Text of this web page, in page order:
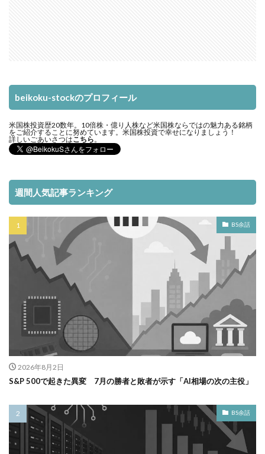
beikoku-stockのプロフィール
米国株投資歴20数年。10倍株・億り人株など米国株ならではの魅力ある銘柄
をご紹介することに努めています。米国株投資で幸せになりましょう！
詳しいごあいさつはこちら 。
週間人気記事ランキング
BS余話
2026年8月2日
S&P 500で起きた異変 7月の勝者と敗者が示す「AI相場の次の主役」
BS余話